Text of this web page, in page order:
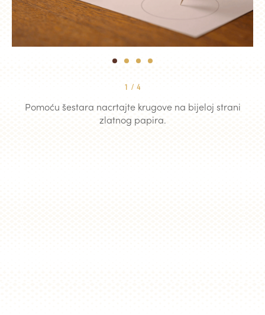
1 2 3 4
1 / 4
Pomoću šestara nacrtajte krugove na bijeloj strani
zlatnog papira.